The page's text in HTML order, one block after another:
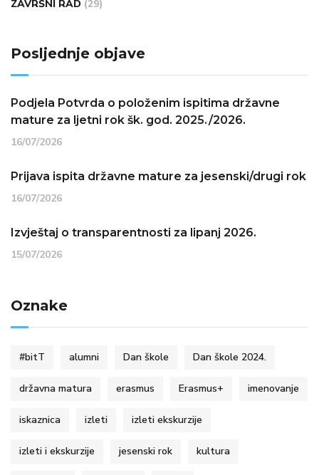
ZAVRŠNI RAD (29)
Posljednje objave
Podjela Potvrda o položenim ispitima državne
mature za ljetni rok šk. god. 2025./2026.
16/07/2026
Prijava ispita državne mature za jesenski/drugi rok
16/07/2026
Izvještaj o transparentnosti za lipanj 2026.
15/07/2026
Oznake
#bitT alumni Dan škole Dan škole 2024.
državna matura erasmus Erasmus+ imenovanje
iskaznica izleti izleti ekskurzije
izleti i ekskurzije jesenski rok kultura